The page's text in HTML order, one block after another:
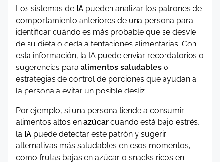
Los sistemas de IA pueden analizar los patrones de
comportamiento anteriores de una persona para
identificar cuándo es más probable que se desvíe
de su dieta o ceda a tentaciones alimentarias. Con
esta información, la IA puede enviar recordatorios o
sugerencias para alimentos saludables o
estrategias de control de porciones que ayudan a
la persona a evitar un posible desliz.
Por ejemplo, si una persona tiende a consumir
alimentos altos en azúcar cuando está bajo estrés,
la IA puede detectar este patrón y sugerir
alternativas más saludables en esos momentos,
como frutas bajas en azúcar o snacks ricos en